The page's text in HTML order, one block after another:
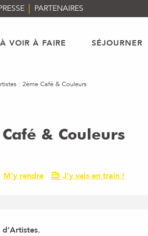
PARTENAIRES
À VOIR À FAIRE SÉJOURNER
: 2ème Café & Couleurs
& Couleurs
M'y rendre J'y vais en train !